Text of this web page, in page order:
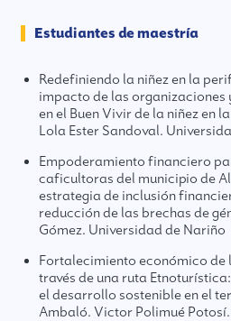
Estudiantes de maestría
Redefiniendo la niñez en la
impacto de las organizaciones
en el Buen Vivir de la niñez en
Lola Ester Sandoval.
Empoderamiento financiero
caficultoras del municipio de
estrategia de inclusión
reducción de las brechas de
Gómez. Universidad de Nariño
Fortalecimiento económico de
través de una ruta
el desarrollo sostenible en el
Ambaló. Victor Polimué